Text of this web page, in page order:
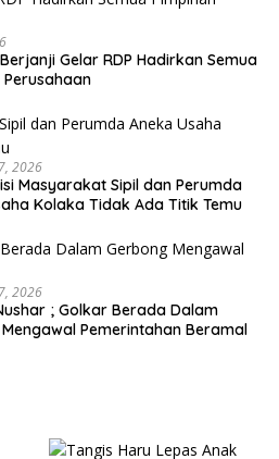
Gelar RDP Hadirkan Semua
Perusahaan
2026
Masyarakat Sipil dan Perumda
Kolaka Tidak Ada Titik Temu
2026
; Golkar Berada Dalam
Pemerintahan Beramal